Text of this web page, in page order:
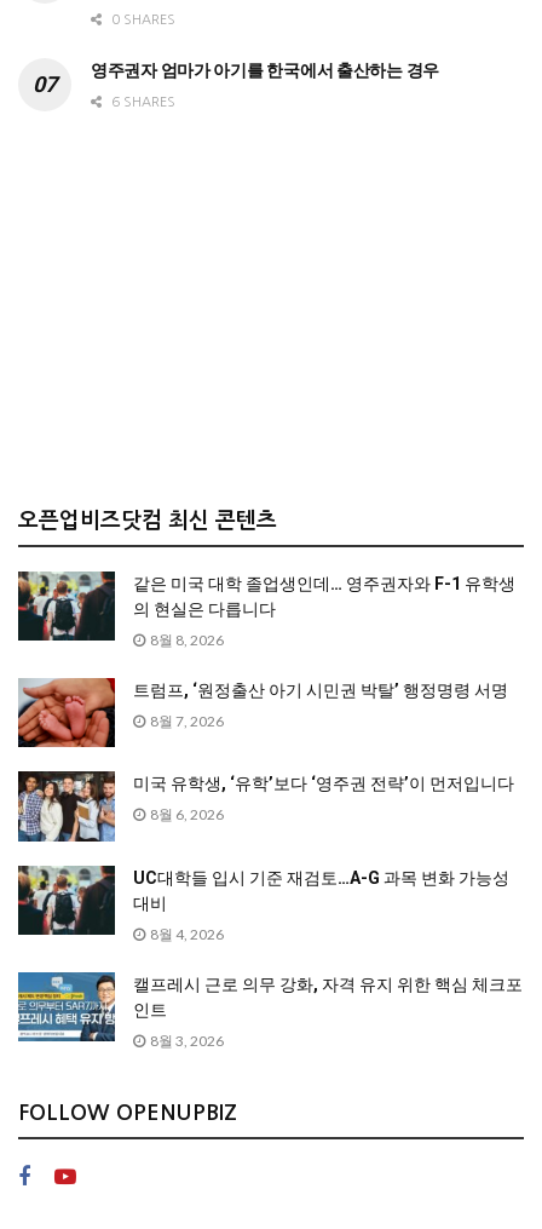
0 SHARES
영주권자 엄마가 아기를 한국에서 출산하는 경우
6 SHARES
오픈업비즈닷컴 최신 콘텐츠
같은 미국 대학 졸업생인데… 영주권자와 F-1 유학생
의 현실은 다릅니다
8월 8, 2026
트럼프, ‘원정출산 아기 시민권 박탈’ 행정명령 서명
8월 7, 2026
미국 유학생, ‘유학’보다 ‘영주권 전략’이 먼저입니다
8월 6, 2026
UC대학들 입시 기준 재검토…A-G 과목 변화 가능성
대비
8월 4, 2026
캘프레시 근로 의무 강화, 자격 유지 위한 핵심 체크포
인트
8월 3, 2026
FOLLOW OPENUPBIZ